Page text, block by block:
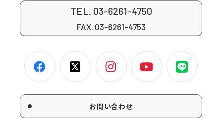
TEL. 03-6261-4750
FAX. 03-6261-4753
お問い合わせ